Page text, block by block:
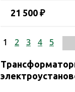
21 500 ₽
1 2 3 4 5